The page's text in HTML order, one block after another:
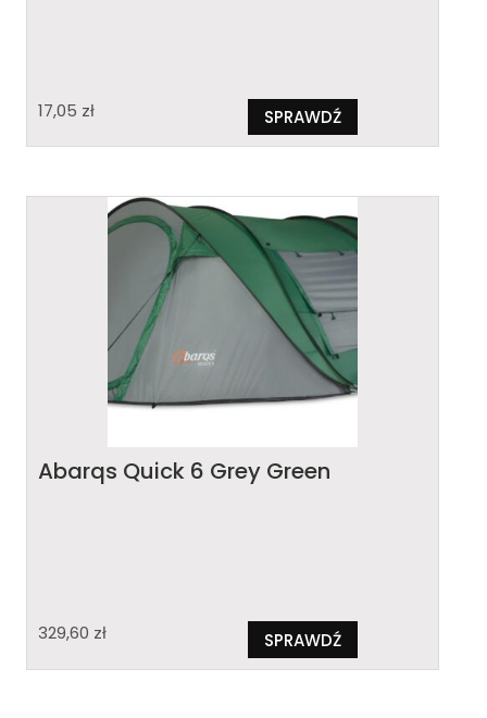
17,05 zł SPRAWDŹ
Abarqs Quick 6 Grey Green
329,60 zł SPRAWDŹ